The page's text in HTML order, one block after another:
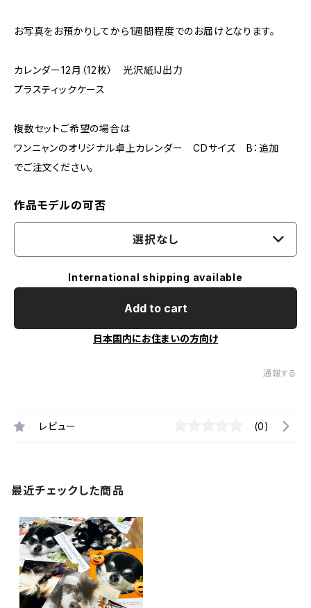
お写真をお預かりしてから1週間程度でのお届けとなります。
カレンダー12月（12枚） 光沢紙IJ出力
プラスティックケース
複数セットご希望の場合は
ワンニャンのオリジナル卓上カレンダー CDサイズ B：追加
でご注文ください。
作品モデルの可否
選択なし
International shipping available
Add to cart
日本国内にお住まいの方向け
通報する
レビュー (0)
最近チェックした商品